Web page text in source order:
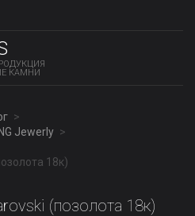
КАМНИ
Jewerly
18к)
(позолота 18к)